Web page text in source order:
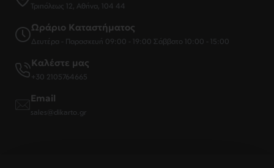
Τριπόλεως 12, Αθήνα, 104 44
Ωράριο Καταστήματος
Δευτέρα - Παρασκευή 09:00 - 19:00 Σάββατο 10:00 - 15:00
Καλέστε μας
+30 2105764665
Email
sales@dikarto.gr